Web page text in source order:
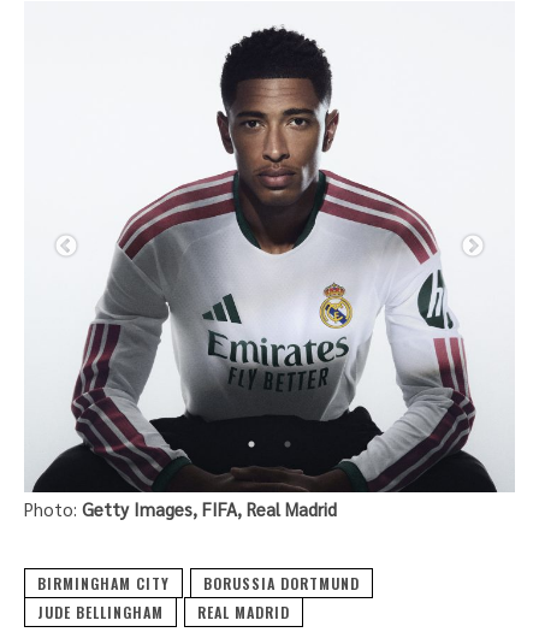
Photo: Getty Images, FIFA, Real Madrid
BIRMINGHAM CITY
BORUSSIA DORTMUND
JUDE BELLINGHAM
REAL MADRID